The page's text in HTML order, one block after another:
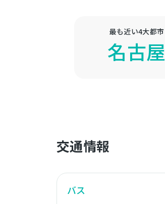
最も近い4大都市
名古屋
交通情報
バス